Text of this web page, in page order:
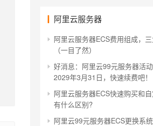
阿里云服务器
阿里云服务器ECS费用组成，
（一目了然）
好消息：阿里云99元服务器活
2029年3月31日，快速续费吧！
阿里云服务器ECS快速购买和
有什么区别?
阿里云99元服务器ECS更换系